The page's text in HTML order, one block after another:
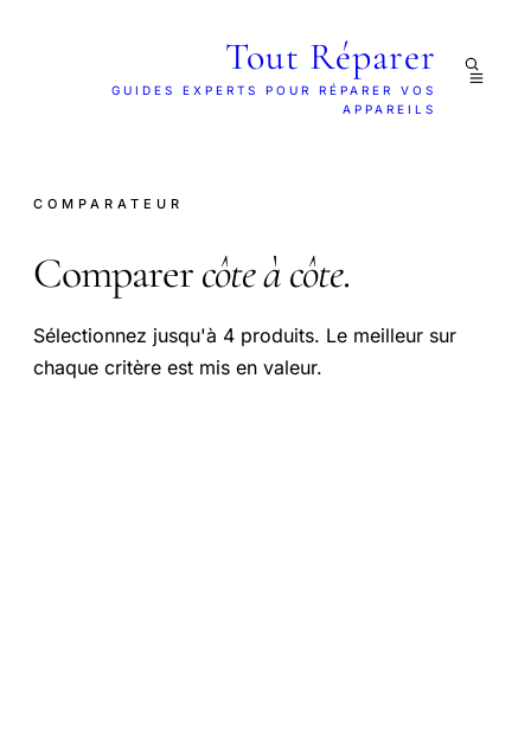
Tout Réparer
GUIDES EXPERTS POUR RÉPARER VOS
APPAREILS
COMPARATEUR
Comparercôte à côte.
Sélectionnez jusqu'à 4 produits. Le meilleur sur
chaque critère est mis en valeur.